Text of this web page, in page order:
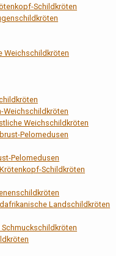
Schildkröten
Weichschildkröten
Weichschildkröten
Weichschildkröten
Pelomedusen
Pelomedusen
Schildkröten
Landschildkröten